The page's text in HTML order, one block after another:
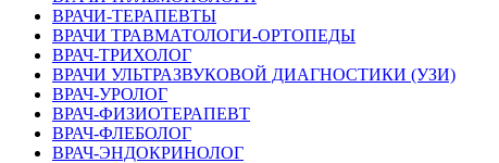
ВРАЧИ-ТЕРАПЕВТЫ
ВРАЧИ ТРАВМАТОЛОГИ-ОРТОПЕДЫ
ВРАЧ-ТРИХОЛОГ
ВРАЧИ УЛЬТРАЗВУКОВОЙ ДИАГНОСТИКИ (УЗИ)
ВРАЧ-УРОЛОГ
ВРАЧ-ФИЗИОТЕРАПЕВТ
ВРАЧ-ФЛЕБОЛОГ
ВРАЧ-ЭНДОКРИНОЛОГ